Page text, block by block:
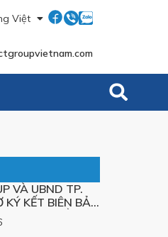
Việt
VÀ UBND TP.
KÝ KẾT BIÊN BẢN
TÁC VỀ
CÔNG NGHỆ,